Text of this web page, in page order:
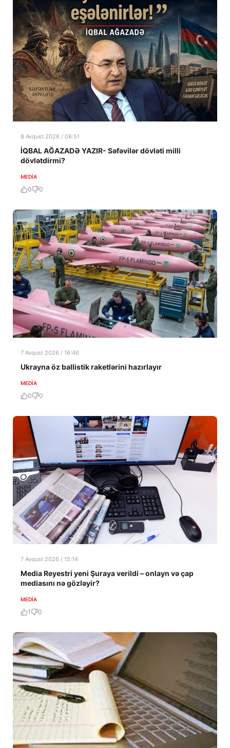
8 Avqust 2026 / 08:51
İQBAL AĞAZADƏ YAZIR- Səfəvilər dövləti milli
dövlətdirmi?
MEDİA
0 0
7 Avqust 2026 / 16:46
Ukrayna öz ballistik raketlərini hazırlayır
MEDİA
0 0
7 Avqust 2026 / 15:14
Media Reyestri yeni Şuraya verildi – onlayn və çap
mediasını nə gözləyir?
MEDİA
1 0